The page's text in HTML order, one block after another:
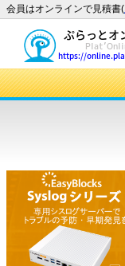
会員はオンラインで見積書(